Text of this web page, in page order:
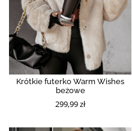
Krótkie futerko Warm Wishes
beżowe
299,99 zł